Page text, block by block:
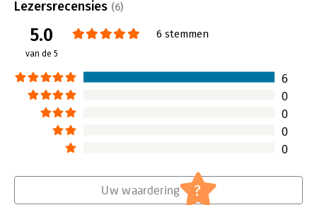
Uitgever:
Van Dongen & Co
Verschijningsdatum:
31-5-2021
Hoofdrubriek:
Lezersrecensies (6)
5.0
van de 5
6 stemmen
6
0
0
0
0
Uw waardering ?